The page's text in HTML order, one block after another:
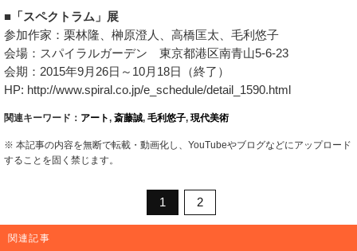
■「スペクトラム」展
参加作家：栗林隆、榊原澄人、高橋匡太、毛利悠子
会場：スパイラルガーデン 東京都港区南青山5-6-23
会期：2015年9月26日～10月18日（終了）
HP: http://www.spiral.co.jp/e_schedule/detail_1590.html
関連キーワード： アート, 斎藤誠, 毛利悠子, 現代美術
※ 本記事の内容を無断で転載・動画化し、YouTubeやブログなどにアップロード
することを固く禁じます。
1 2
関連記事